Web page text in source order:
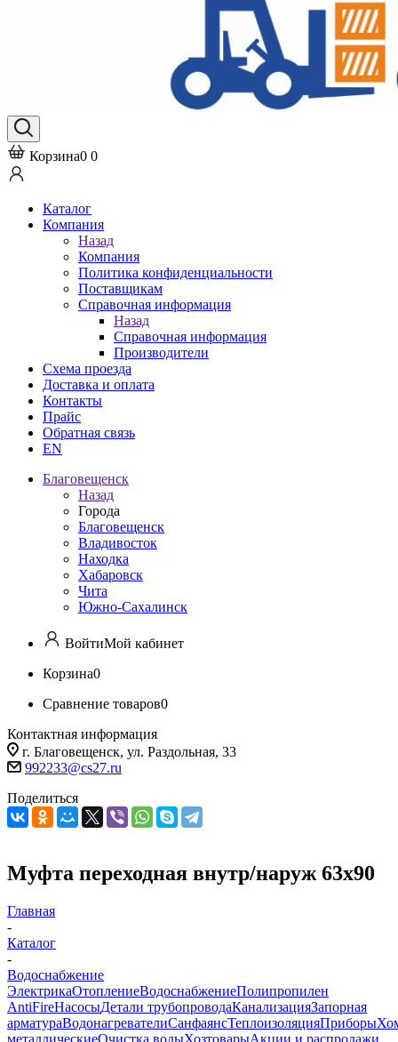
Корзина0 0
Каталог
Компания
Назад
Компания
Политика конфиденциальности
Поставщикам
Справочная информация
Назад
Справочная информация
Производители
Схема проезда
Доставка и оплата
Контакты
Прайс
Обратная связь
EN
Благовещенск
Назад
Города
Благовещенск
Владивосток
Находка
Хабаровск
Чита
Южно-Сахалинск
ВойтиМой кабинет
Корзина0
Сравнение товаров0
Контактная информация
г. Благовещенск, ул. Раздольная, 33
992233@cs27.ru
Поделиться
Муфта переходная внутр/наруж 63х90
Главная
-
Каталог
-
Водоснабжение
ЭлектрикаОтоплениеВодоснабжениеПолипропилен
AntiFireНасосыДетали трубопроводаКанализацияЗапорная
арматураВодонагревателиСанфаянсТеплоизоляцияПриборы
металлическиеОчистка водыХозтоварыАкции и распродажи